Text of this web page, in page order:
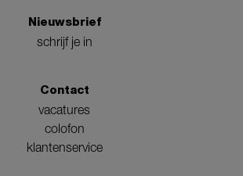
Nieuwsbrief
schrijf je in
Contact
vacatures
colofon
klantenservice